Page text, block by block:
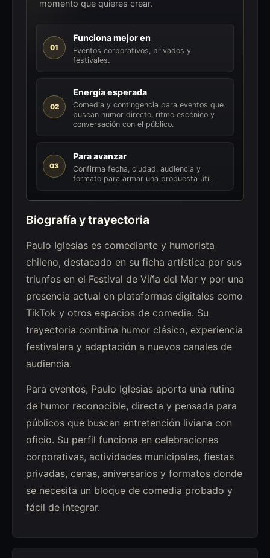
momento que quieres crear.
01
Funciona mejor en
Eventos corporativos, privados y
festivales.
02
Energía esperada
Comedia y contingencia para eventos que
buscan humor directo, ritmo escénico y
conversación con el público.
03
Para avanzar
Confirma fecha, ciudad, audiencia y
formato para armar una propuesta útil.
Biografía y trayectoria
Paulo Iglesias es comediante y humorista
chileno, destacado en su ficha artística por sus
triunfos en el Festival de Viña del Mar y por una
presencia actual en plataformas digitales como
TikTok y otros espacios de comedia. Su
trayectoria combina humor clásico, experiencia
festivalera y adaptación a nuevos canales de
audiencia.
Para eventos, Paulo Iglesias aporta una rutina
de humor reconocible, directa y pensada para
públicos que buscan entretención liviana con
oficio. Su perfil funciona en celebraciones
corporativas, actividades municipales, fiestas
privadas, cenas, aniversarios y formatos donde
se necesita un bloque de comedia probado y
fácil de integrar.